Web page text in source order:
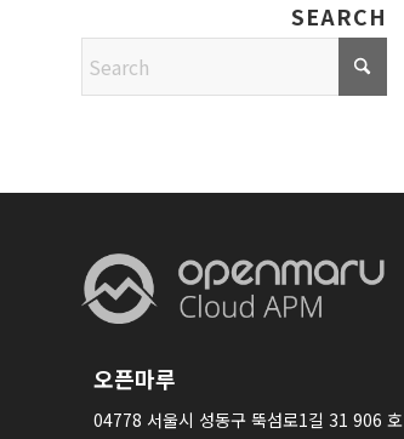
SEARCH
오픈마루
04778 서울시 성동구 뚝섬로1길 31 906 호